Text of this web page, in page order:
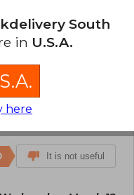
ser de bolsillo,
porque tienen las
libros en inglés.
It is not useful
South
in U.S.A.
here